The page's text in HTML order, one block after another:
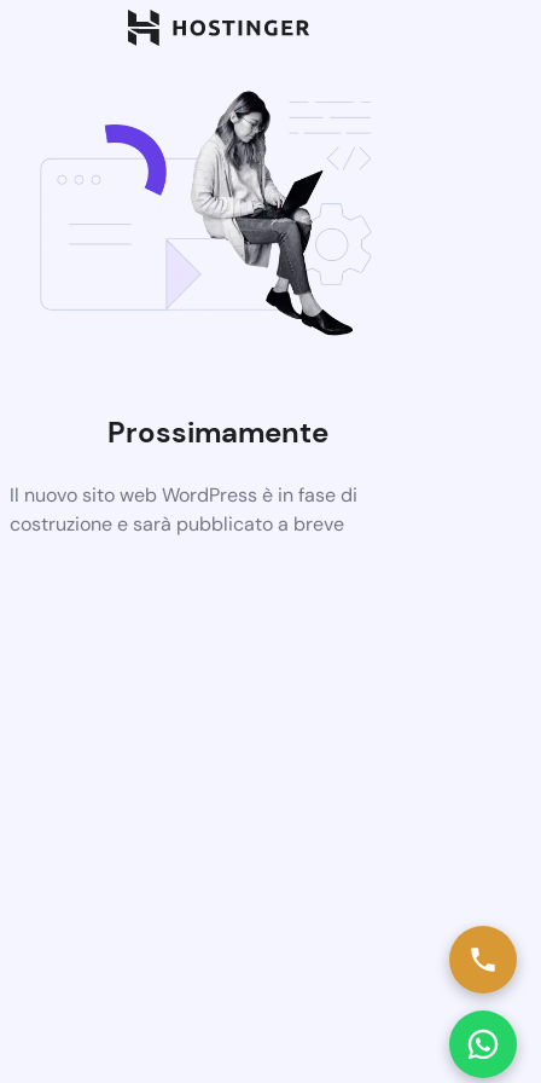
Prossimamente
Il nuovo sito web WordPress è in fase di
costruzione e sarà pubblicato a breve